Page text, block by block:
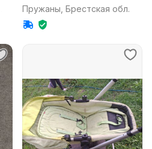
Пружаны, Брестская обл.